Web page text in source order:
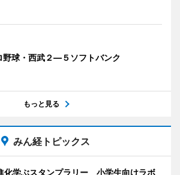
野球・西武２―５ソフトバンク
もっと見る
みん経トピックス
化学ぶスタンプラリー 小学生向けラボ